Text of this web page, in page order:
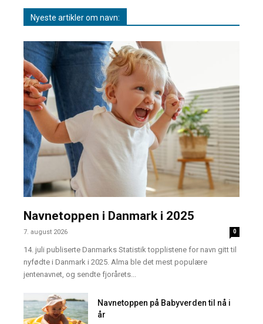
Nyeste artikler om navn:
Navnetoppen i Danmark i 2025
7. august 2026 0
14. juli publiserte Danmarks Statistik topplistene for navn gitt til
nyfødte i Danmark i 2025. Alma ble det mest populære
jentenavnet, og sendte fjorårets...
Navnetoppen på Babyverden til nå i
år